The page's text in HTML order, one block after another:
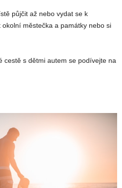
půjčit až nebo vydat se k
městečka a památky nebo si
cestě s dětmi autem se podívejte na